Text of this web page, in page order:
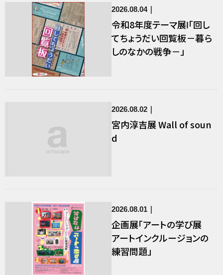
2026.08.04
令和8年度テーマ展Ⅰ「回し
てちょうだい回覧板－暮ら
しのなかの戦争－」
2026.08.02
宮内淳吉展 Wall of soun
d
2026.08.01
企画展「アートの学び展
アートインクルージョンの
練習問題」